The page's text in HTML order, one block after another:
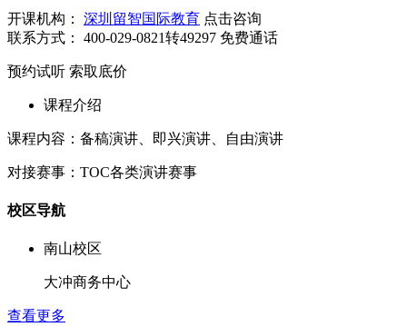
开课机构： 深圳留智国际教育 点击咨询
联系方式：
400-029-0821转49297 免费通话
预约试听 索取底价
课程介绍
课程内容：备稿演讲、即兴演讲、自由演讲
对接赛事：TOC各类演讲赛事
校区导航
南山校区
大冲商务中心
查看更多